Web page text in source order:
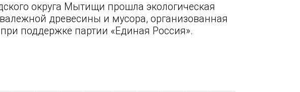
округа Мытищи прошла экологическая
древесины и мусора, организованная
поддержке партии «Единая Россия».